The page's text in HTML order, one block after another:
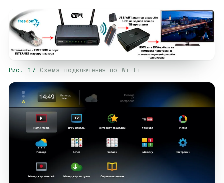
Рис. 17 Схема подключения по Wi-Fi